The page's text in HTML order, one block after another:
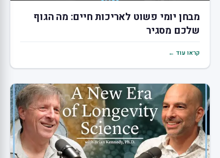
מבחן יומי פשוט לאריכות חיים: מה הגוף
שלכם מסגיר
קראו עוד ←